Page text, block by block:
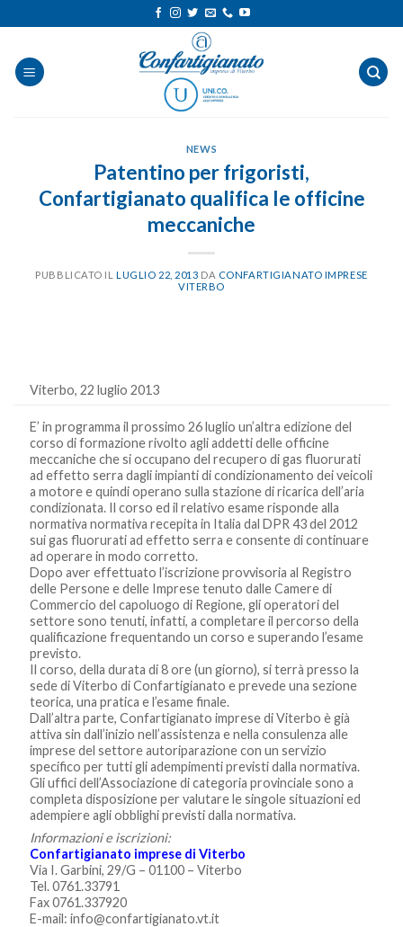
ai
contenuti
NEWS
Patentino per frigoristi,
Confartigianato qualifica le officine
meccaniche
PUBBLICATO ILLUGLIO 22, 2013 DA CONFARTIGIANATO IMPRESE
VITERBO
Viterbo, 22 luglio 2013
E’ in programma il prossimo 26 luglio un’altra edizione del
corso di formazione rivolto agli addetti delle officine
meccaniche che si occupano del recupero di gas fluorurati
ad effetto serra dagli impianti di condizionamento dei veicoli
a motore e quindi operano sulla stazione di ricarica dell’aria
condizionata. Il corso ed il relativo esame risponde alla
normativa normativa recepita in Italia dal DPR 43 del 2012
sui gas fluorurati ad effetto serra e consente di continuare
ad operare in modo corretto.
Dopo aver effettuato l’iscrizione provvisoria al Registro
delle Persone e delle Imprese tenuto dalle Camere di
Commercio del capoluogo di Regione, gli operatori del
settore sono tenuti, infatti, a completare il percorso della
qualificazione frequentando un corso e superando l’esame
previsto.
Il corso, della durata di 8 ore (un giorno), si terrà presso la
sede di Viterbo di Confartigianato e prevede una sezione
teorica, una pratica e l’esame finale.
Dall’altra parte, Confartigianato imprese di Viterbo è già
attiva sin dall’inizio nell’assistenza e nella consulenza alle
imprese del settore autoriparazione con un servizio
specifico per tutti gli adempimenti previsti dalla normativa.
Gli uffici dell’Associazione di categoria provinciale sono a
completa disposizione per valutare le singole situazioni ed
adempiere agli obblighi previsti dalla normativa.
Informazioni e iscrizioni:
Confartigianato imprese di Viterbo
Via I. Garbini, 29/G – 01100 – Viterbo
Tel. 0761.33791
Fax 0761.337920
E-mail: info@confartigianato.vt.it